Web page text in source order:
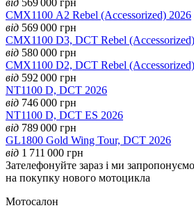
від 569 000 грн
CMX1100 А2 Rebel (Accessorized) 2026
від 569 000 грн
CMX1100 D3, DCT Rebel
від 580 000 грн
CMX1100 D2, DCT Rebel
від 592 000 грн
NT1100 D, DCT 2026
від 746 000 грн
NT1100 D, DCT ES 2026
від 789 000 грн
GL1800 Gold Wing Tour, DCT 2026
від 1 711 000 грн
Зателефонуйте зараз і ми
на покупку нового мотоцикла
Мотосалон